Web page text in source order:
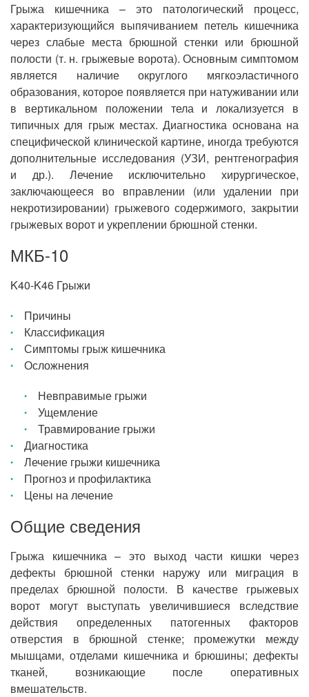
Грыжа кишечника – это патологический процесс,
характеризующийся выпячиванием петель кишечника
через слабые места брюшной стенки или брюшной
полости (т. н. грыжевые ворота). Основным симптомом
является наличие округлого мягкоэластичного
образования, которое появляется при натуживании или
в вертикальном положении тела и локализуется в
типичных для грыж местах. Диагностика основана на
специфической клинической картине, иногда требуются
дополнительные исследования (УЗИ, рентгенография
и др.). Лечение исключительно хирургическое,
заключающееся во вправлении (или удалении при
некротизировании) грыжевого содержимого, закрытии
грыжевых ворот и укреплении брюшной стенки.
МКБ-10
K40-K46 Грыжи
Причины
Классификация
Симптомы грыж кишечника
Осложнения
Невправимые грыжи
Ущемление
Травмирование грыжи
Диагностика
Лечение грыжи кишечника
Прогноз и профилактика
Цены на лечение
Общие сведения
Грыжа кишечника – это выход части кишки через
дефекты брюшной стенки наружу или миграция в
пределах брюшной полости. В качестве грыжевых
ворот могут выступать увеличившиеся вследствие
действия определенных патогенных факторов
отверстия в брюшной стенке; промежутки между
мышцами, отделами кишечника и брюшины; дефекты
тканей, возникающие после оперативных
вмешательств.